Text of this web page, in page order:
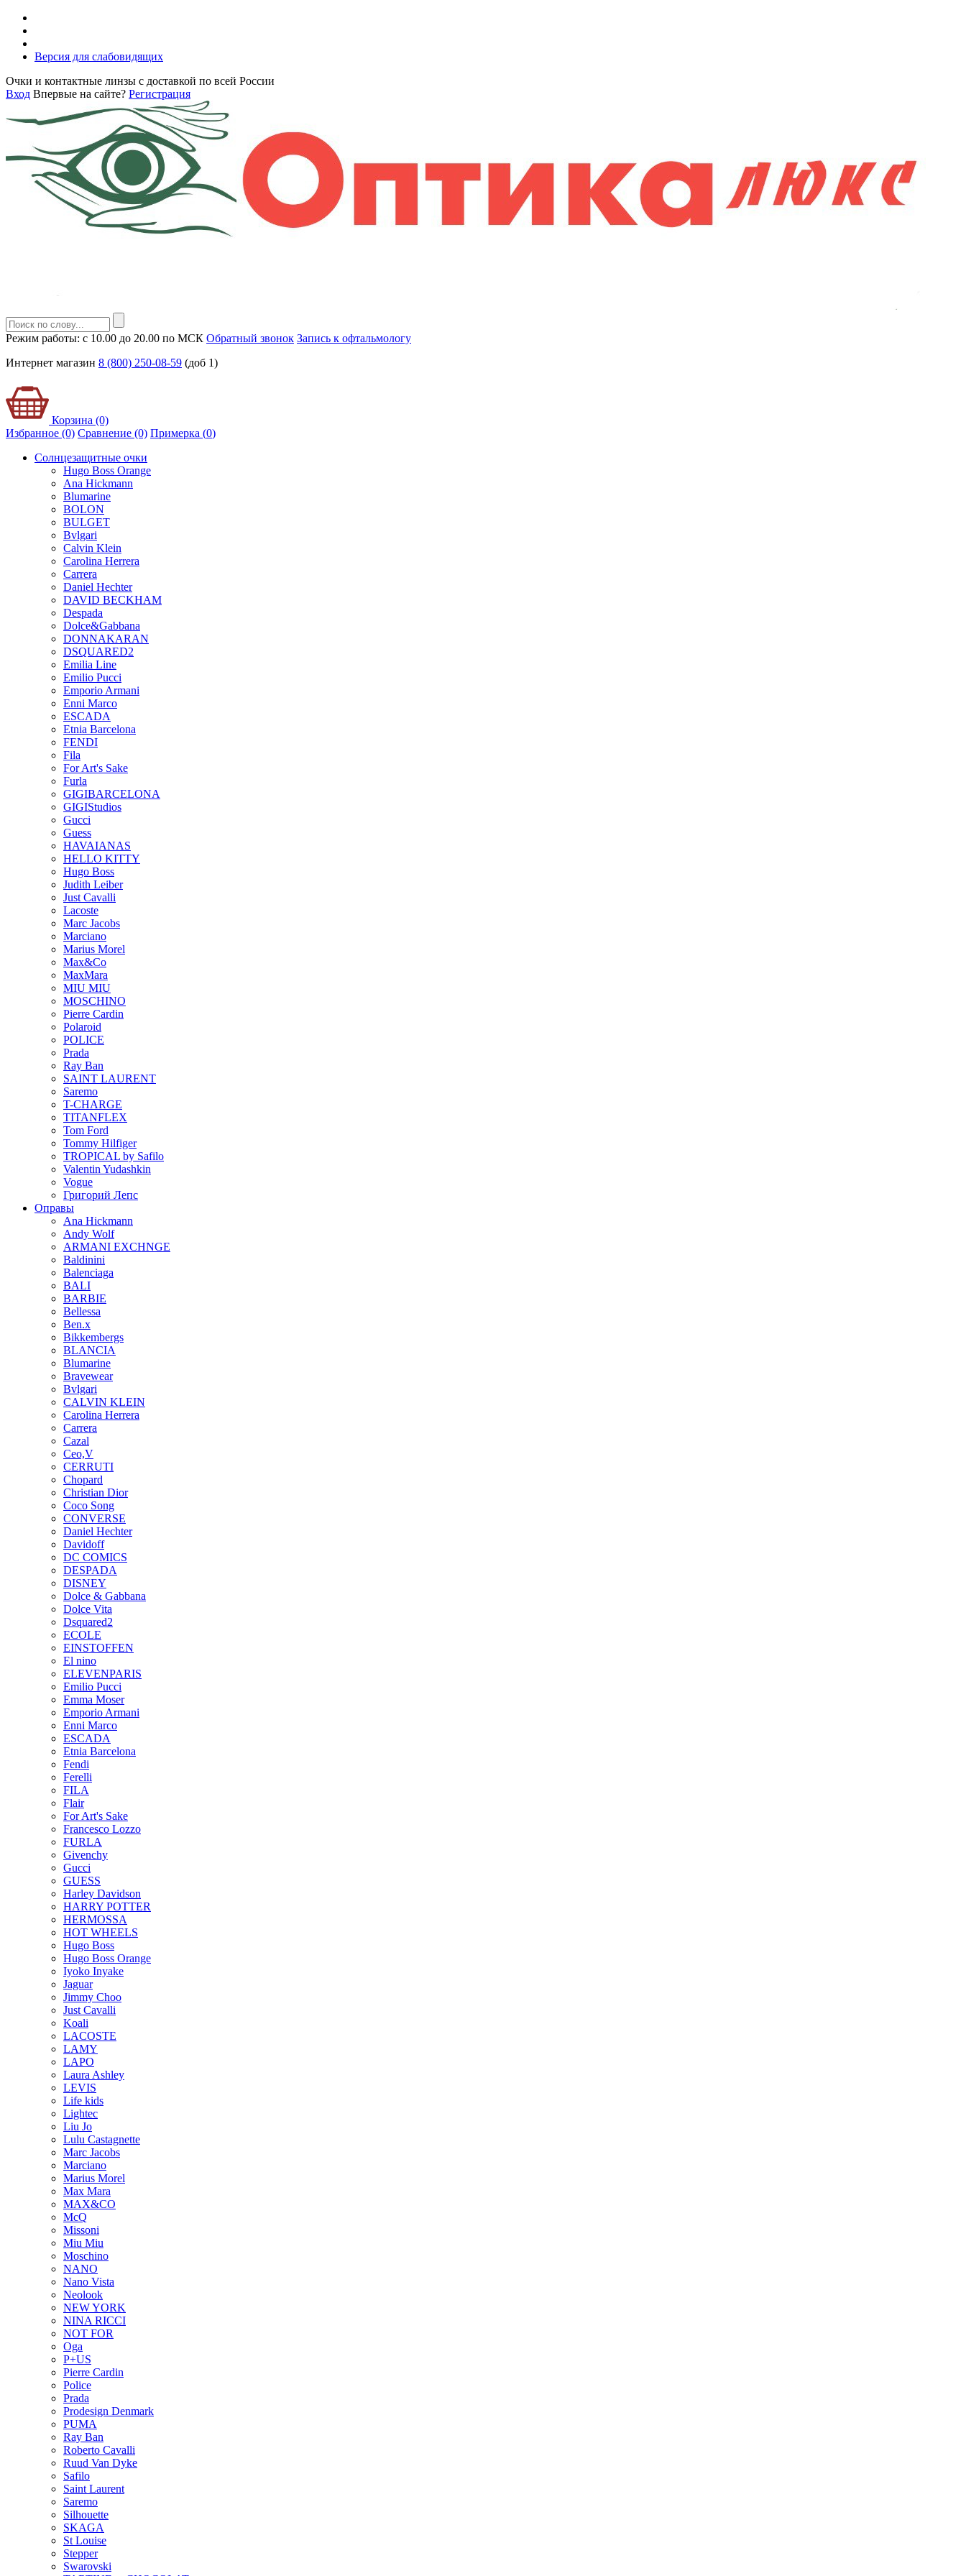
Версия для слабовидящих
Очки и контактные линзы с доставкой по всей России
Вход Впервые на сайте? Регистрация
Режим работы: с 10.00 до 20.00 по МСК Обратный звонок Запись к офтальмологу
Интернет магазин 8 (800) 250-08-59 (доб 1)
Корзина (0)
Избранное (0) Сравнение (0) Примерка (0)
Солнцезащитные очки
Hugo Boss Orange
Ana Hickmann
Blumarine
BOLON
BULGET
Bvlgari
Calvin Klein
Carolina Herrera
Carrera
Daniel Hechter
DAVID BECKHAM
Despada
Dolce&Gabbana
DONNAKARAN
DSQUARED2
Emilia Line
Emilio Pucci
Emporio Armani
Enni Marco
ESCADA
Etnia Barcelona
FENDI
Fila
For Art's Sake
Furla
GIGIBARCELONA
GIGIStudios
Gucci
Guess
HAVAIANAS
HELLO KITTY
Hugo Boss
Judith Leiber
Just Cavalli
Lacoste
Marc Jacobs
Marciano
Marius Morel
Max&Co
MaxMara
MIU MIU
MOSCHINO
Pierre Cardin
Polaroid
POLICE
Prada
Ray Ban
SAINT LAURENT
Saremo
T-CHARGE
TITANFLEX
Tom Ford
Tommy Hilfiger
TROPICAL by Safilo
Valentin Yudashkin
Vogue
Григорий Лепс
Оправы
Ana Hickmann
Andy Wolf
ARMANI EXCHNGE
Baldinini
Balenciaga
BALI
BARBIE
Bellessa
Ben.x
Bikkembergs
BLANCIA
Blumarine
Bravewear
Bvlgari
CALVIN KLEIN
Carolina Herrera
Carrera
Cazal
Ceo,V
CERRUTI
Chopard
Christian Dior
Coco Song
CONVERSE
Daniel Hechter
Davidoff
DC COMICS
DESPADA
DISNEY
Dolce & Gabbana
Dolce Vita
Dsquared2
ECOLE
EINSTOFFEN
El nino
ELEVENPARIS
Emilio Pucci
Emma Moser
Emporio Armani
Enni Marco
ESCADA
Etnia Barcelona
Fendi
Ferelli
FILA
Flair
For Art's Sake
Francesco Lozzo
FURLA
Givenchy
Gucci
GUESS
Harley Davidson
HARRY POTTER
HERMOSSA
HOT WHEELS
Hugo Boss
Hugo Boss Orange
Iyoko Inyake
Jaguar
Jimmy Choo
Just Cavalli
Koali
LACOSTE
LAMY
LAPO
Laura Ashley
LEVIS
Life kids
Lightec
Liu Jo
Lulu Castagnette
Marc Jacobs
Marciano
Marius Morel
Max Mara
MAX&CO
McQ
Missoni
Miu Miu
Moschino
NANO
Nano Vista
Neolook
NEW YORK
NINA RICCI
NOT FOR
Oga
P+US
Pierre Cardin
Police
Prada
Prodesign Denmark
PUMA
Ray Ban
Roberto Cavalli
Ruud Van Dyke
Safilo
Saint Laurent
Saremo
Silhouette
SKAGA
St Louise
Stepper
Swarovski